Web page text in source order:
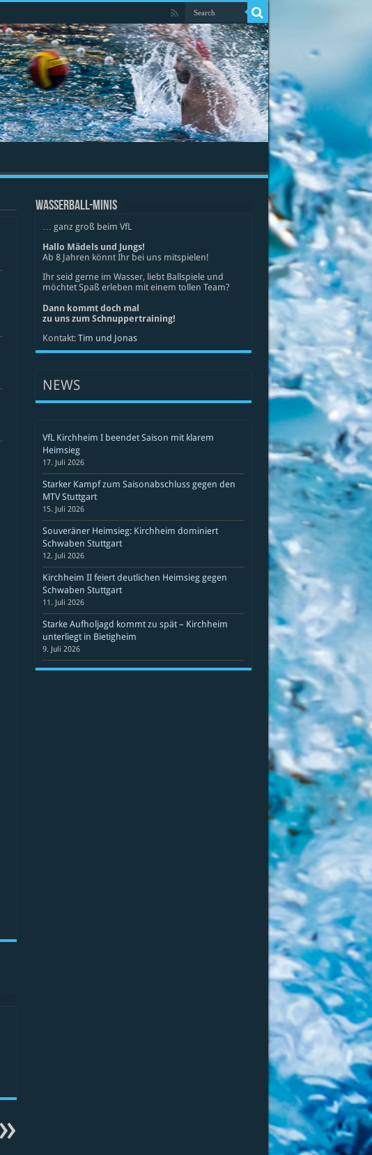
WASSERBALL-MINIS
… ganz groß beim VfL
Hallo Mädels und Jungs!
Ab 8 Jahren könnt Ihr bei uns mitspielen!
Ihr seid gerne im Wasser, liebt Ballspiele und
möchtet Spaß erleben mit einem tollen Team?
Dann kommt doch mal
zu uns zum Schnuppertraining!
Kontakt: Tim und Jonas
NEWS
VfL Kirchheim I beendet Saison mit klarem
Heimsieg
17. Juli 2026
Starker Kampf zum Saisonabschluss gegen den
MTV Stuttgart
15. Juli 2026
Souveräner Heimsieg: Kirchheim dominiert
Schwaben Stuttgart
12. Juli 2026
Kirchheim II feiert deutlichen Heimsieg gegen
Schwaben Stuttgart
11. Juli 2026
Starke Aufholjagd kommt zu spät – Kirchheim
unterliegt in Bietigheim
9. Juli 2026